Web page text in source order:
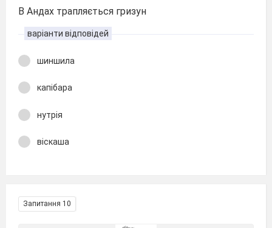
В Андах трапляється гризун
варіанти відповідей
шиншила
капібара
нутрія
віскаша
Запитання 10